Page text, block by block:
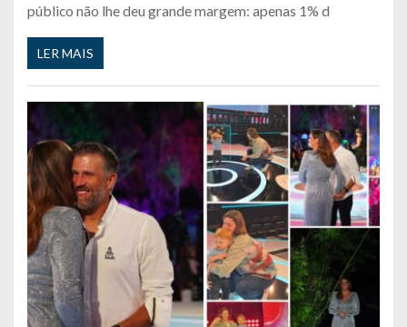
público não lhe deu grande margem: apenas 1% d
LER MAIS